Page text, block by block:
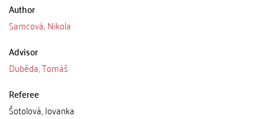
Author
Samcová, Nikola
Advisor
Duběda, Tomáš
Referee
Šotolová, Jovanka